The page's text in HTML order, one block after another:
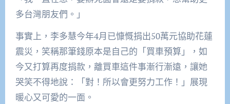
多台灣朋友們。」
事實上，李多慧今年4月已慷慨捐出50萬元協助花蓮
震災，笑稱那筆錢原本是自己的「買車預算」，如
今又打算再度捐款，離買車這件事漸行漸遠，讓她
哭笑不得地說：「對！所以會更努力工作！」展現
暖心又可愛的一面。